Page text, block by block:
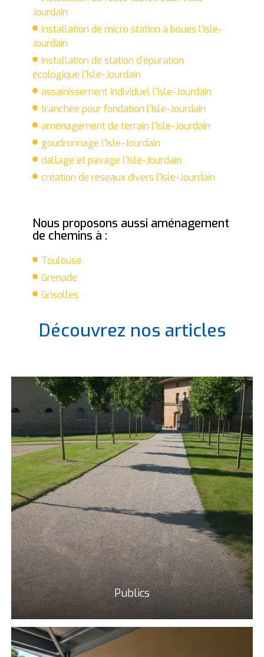
Jourdain
installation de micro station à boues l'Isle-
Jourdain
Installation de station d'épuration
écologique l'Isle-Jourdain
assainissement individuel l'Isle-Jourdain
tranchée pour fondation l'Isle-Jourdain
aménagement de terrain l'Isle-Jourdain
goudronnage l'Isle-Jourdain
dallage et pavage l'Isle-Jourdain
création de réseaux divers l'Isle-Jourdain
Nous proposons aussi aménagement
de chemins à :
Toulouse
Grenade
Grisolles
Découvrez nos articles
Publics